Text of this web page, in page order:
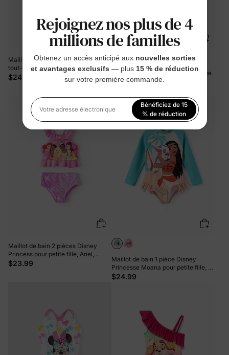
Maillot de bain Bob l'éponge pour
tout-petit/enfant garçon, 1 pièce,
motif personnage/rayures, UPF 50+,
$24.99
Serviette de bain à capuche Chase
pour tout-petit garçon de la
Maillot de bain 2 pièces Disney
Princess pour petite fille, Ariel,
Moana, Raiponce, Tiana et Belle,
$23.99
Maillot de bain 1 pièce Disney
Princesse Moana pour petite fille, à
volants, fermeture éclair, manches
$24.99
Rejoignez nos plus de 4
millions de familles
Obtenez un accès anticipé aux nouvelles sorties
et avantages exclusifs — plus 15 % de réduction
sur votre première commande.
Votre adresse électronique
Bénéficiez de 15
% de réduction
En vous inscrivant, vous acceptez notrePolitique de